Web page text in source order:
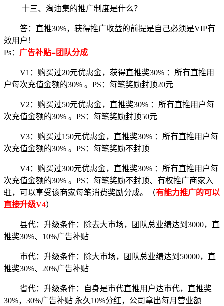
十三、淘油集的推广制度是什么？
答：直推30%，获得推广收益的前提是自己必须是VIP有
效用户！
Ps： 广告补贴=团队分成
V1：购买过20元优惠金，获得直推奖30% ：所有直推用
户每次充值金额的30% 。PS：每笔奖励封顶20元
V2：购买过50元优惠金，直推奖30% ：所有直推用户每
次充值金额的30% 。PS：每笔奖励封顶50元
V3：购买过150元优惠金，直推奖30% ：所有直推用户每
次充值金额的30% 。PS：每笔奖励不封顶
V4：购买过300元优惠金，直推奖30% ：所有直推用户每
次充值金额的30% 。PS：每笔奖励不封顶、有权推广商家入
驻，可以享受该商家每笔消费奖励分成。（有能力推广的可以
直接升级V4）
县代：升级条件：除去大市场，团队总业绩达到3000，直
推奖30%、10%广告补贴
市代：升级条件：除大市场，团队总业绩达到50000，直
推奖30%、20%广告补贴
省代：升级条件：自身是市代直推用户达市代，直推奖
30%，30%广告补贴 永久10%分红，公司拿出每月营业额